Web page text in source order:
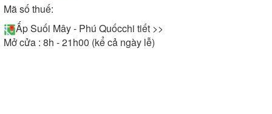
Mã số thuế:
Ấp Suối Mây - Phú Quốcchi tiết >>
Mở cửa : 8h - 21h00 (kể cả ngày lễ)